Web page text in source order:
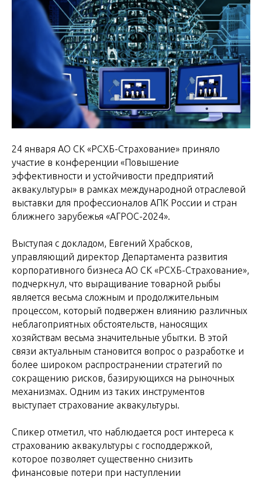
24 января АО СК «РСХБ-Страхование» приняло
участие в конференции «Повышение
эффективности и устойчивости предприятий
аквакультуры» в рамках международной отраслевой
выставки для профессионалов АПК России и стран
ближнего зарубежья «АГРОС-2024».
Выступая с докладом, Евгений Храбсков,
управляющий директор Департамента развития
корпоративного бизнеса АО СК «РСХБ-Страхование»,
подчеркнул, что выращивание товарной рыбы
является весьма сложным и продолжительным
процессом, который подвержен влиянию различных
неблагоприятных обстоятельств, наносящих
хозяйствам весьма значительные убытки. В этой
связи актуальным становится вопрос о разработке и
более широком распространении стратегий по
сокращению рисков, базирующихся на рыночных
механизмах. Одним из таких инструментов
выступает страхование аквакультуры.
Спикер отметил, что наблюдается рост интереса к
страхованию аквакультуры с господдержкой,
которое позволяет существенно снизить
финансовые потери при наступлении